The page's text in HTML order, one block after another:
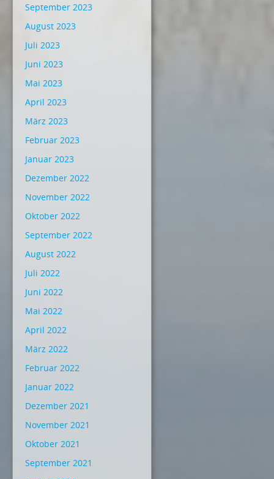
September 2023
August 2023
Juli 2023
Juni 2023
Mai 2023
April 2023
März 2023
Februar 2023
Januar 2023
Dezember 2022
November 2022
Oktober 2022
September 2022
August 2022
Juli 2022
Juni 2022
Mai 2022
April 2022
März 2022
Februar 2022
Januar 2022
Dezember 2021
November 2021
Oktober 2021
September 2021